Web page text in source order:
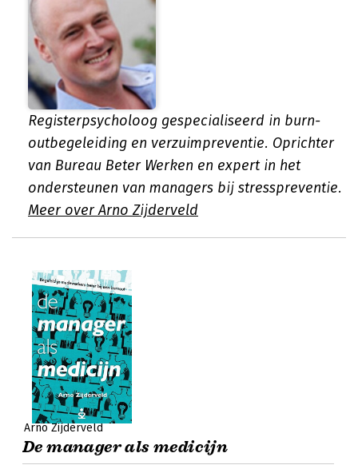
Registerpsycholoog gespecialiseerd in burn-
outbegeleiding en verzuimpreventie. Oprichter
van Bureau Beter Werken en expert in het
ondersteunen van managers bij stresspreventie.
Meer over Arno Zijderveld
Arno Zijderveld
De manager als medicijn